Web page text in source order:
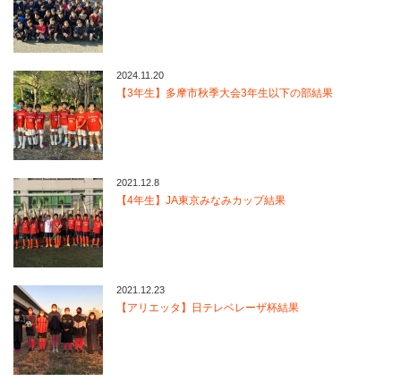
2024.11.20
【3年生】多摩市秋季大会3年生以下の部結果
2021.12.8
【4年生】JA東京みなみカップ結果
2021.12.23
【アリエッタ】日テレベレーザ杯結果